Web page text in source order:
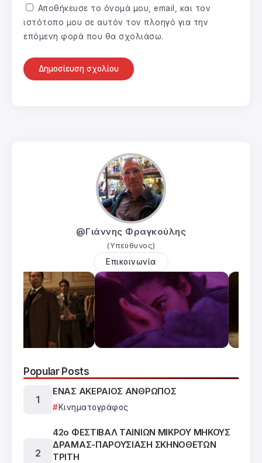
Αποθήκευσε το όνομά μου, email, και τον
ιστότοπο μου σε αυτόν τον πλοηγό για την
επόμενη φορά που θα σχολιάσω.
@Γιάννης Φραγκούλης
(Υπεύθυνος)
Επικοινωνία
Popular Posts
ΕΝΑΣ ΑΚΕΡΑΙΟΣ ΑΝΘΡΩΠΟΣ
Κινηματογράφος
42ο ΦΕΣΤΙΒΑΛ ΤΑΙΝΙΩΝ ΜΙΚΡΟΥ ΜΗΚΟΥΣ
ΔΡΑΜΑΣ-ΠΑΡΟΥΣΙΑΣΗ ΣΚΗΝΟΘΕΤΩΝ
ΤΡΙΤΗ